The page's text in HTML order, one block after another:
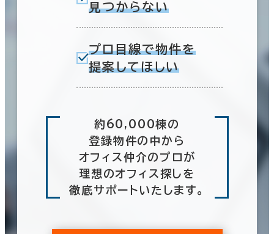
見つからない
プロ目線で物件を
提案してほしい
約60,000棟の
登録物件の中から
オフィス仲介のプロが
理想のオフィス探しを
徹底サポートいたします。